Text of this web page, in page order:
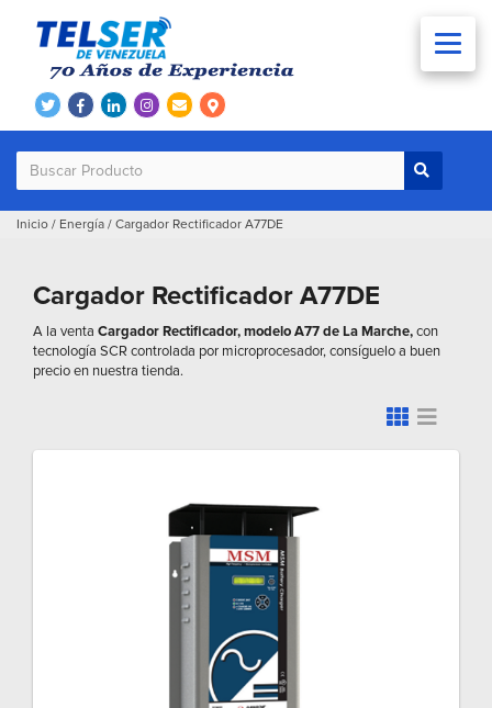
Inicio / Energía / Cargador Rectificador A77DE
Cargador Rectificador A77DE
A la venta Cargador Rectificador, modelo A77 de La Marche,con
tecnología SCR controlada por microprocesador, consíguelo a buen
precio en nuestra tienda.